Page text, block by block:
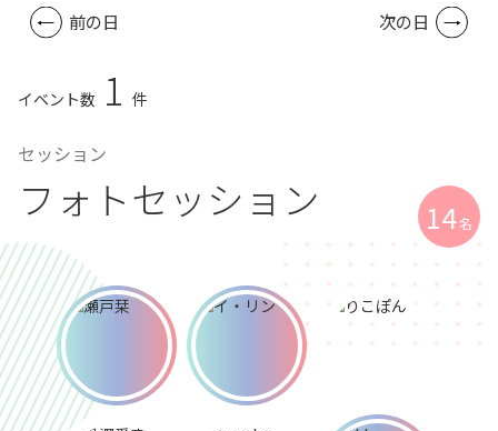
前の日 次の日
イベント数 1 件
セッション
フォトセッション 14名